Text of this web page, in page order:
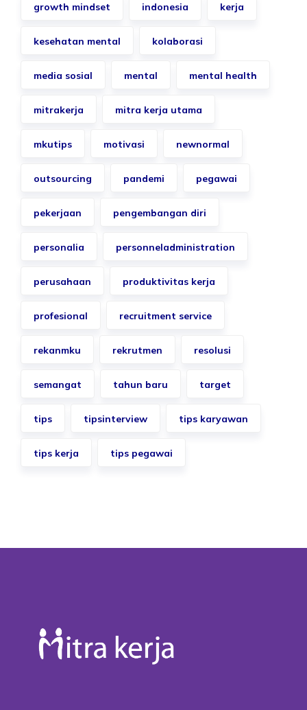
growth mindset indonesia kerja
kesehatan mental kolaborasi
media sosial mental mental health
mitrakerja mitra kerja utama
mkutips motivasi newnormal
outsourcing pandemi pegawai
pekerjaan pengembangan diri
personalia personneladministration
perusahaan produktivitas kerja
profesional recruitment service
rekanmku rekrutmen resolusi
semangat tahun baru target
tips tipsinterview tips karyawan
tips kerja tips pegawai